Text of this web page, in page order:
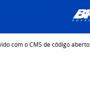
com o CMS de código aberto